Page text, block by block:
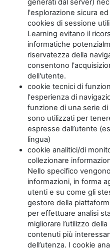
generati dal server)
l'esplorazione sicura
cookies di sessione
Learning evitano il
informatiche
riservatezza della
consentono
dell'utente.
cookie tecnici di
l'esperienza di
funzione di una serie
sono utilizzati per
espresse dall’utente
lingua)
cookie analitici/di
collezionare
Nello specifico
informazioni, in forma
utenti e su come gli
gestore della
per effettuare analisi
migliorare l’utilizzo
contenuti più
dell’utenza. I cookie